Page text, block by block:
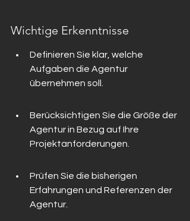
Wichtige Erkenntnisse
Definieren Sie klar, welche
Aufgaben die Agentur
übernehmen soll.
Berücksichtigen Sie die Größe der
Agentur in Bezug auf Ihre
Projektanforderungen.
Prüfen Sie die bisherigen
Erfahrungen und Referenzen der
Agentur.